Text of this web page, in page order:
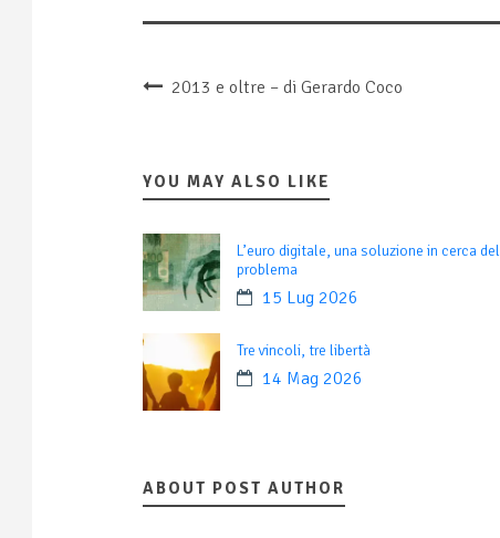
2013 e oltre – di Gerardo Coco
YOU MAY ALSO LIKE
L’euro digitale, una soluzione in cerca del
problema
15 Lug 2026
Tre vincoli, tre libertà
14 Mag 2026
ABOUT POST AUTHOR